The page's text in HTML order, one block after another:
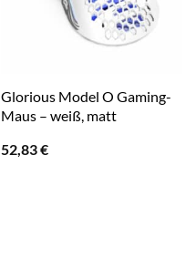
Glorious Model O Gaming-
Maus – weiß, matt
52,83€